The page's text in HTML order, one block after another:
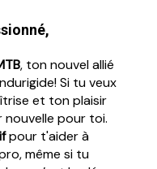
, ton nouvel allié
Si tu veux
et ton plaisir
nouvelle pour toi.
pour t'aider à
même si tu